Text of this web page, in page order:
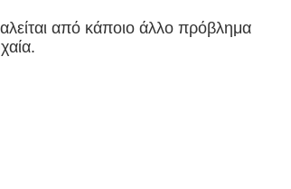
από κάποιο άλλο πρόβλημα